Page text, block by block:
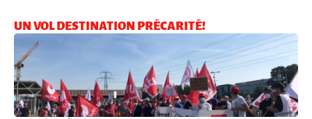
UN VOL DESTINATION PRÉCARITÉ!